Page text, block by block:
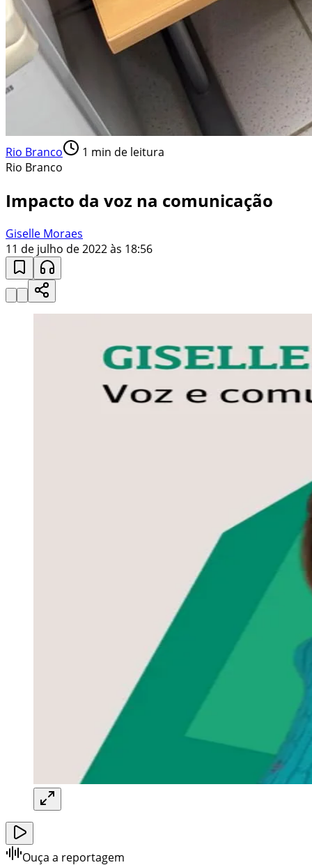
Rio Branco 1 min de leitura
Rio Branco
Impacto da voz na comunicação
Giselle Moraes
11 de julho de 2022 às 18:56
Ouça a reportagem